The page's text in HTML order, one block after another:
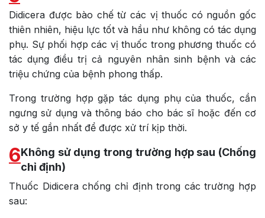
Didicera được bào chế từ các vị thuốc có nguồn gốc
thiên nhiên, hiệu lực tốt và hầu như không có tác dụng
phụ. Sự phối hợp các vị thuốc trong phương thuốc có
tác dụng điều trị cả nguyên nhân sinh bệnh và các
triệu chứng của bệnh phong thấp.
Trong trường hợp gặp tác dụng phụ của thuốc, cần
ngưng sử dụng và thông báo cho bác sĩ hoặc đến cơ
sở y tế gần nhất để được xử trí kịp thời.
6Không sử dụng trong trường hợp sau (Chống
chỉ định)
Thuốc Didicera chống chỉ định trong các trường hợp
sau: